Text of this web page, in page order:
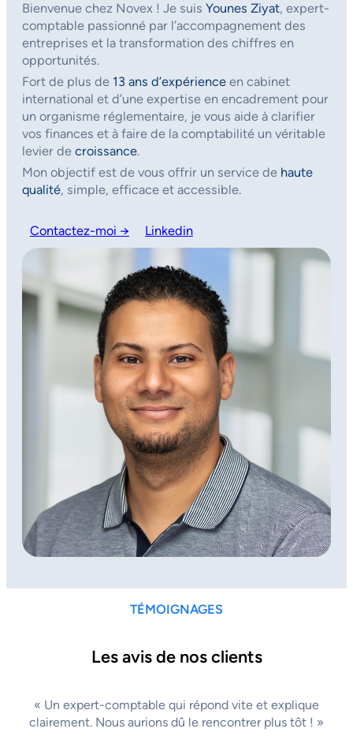
Bienvenue chez Novex ! Je suis Younes Ziyat, expert-
comptable passionné par l’accompagnement des
entreprises et la transformation des chiffres en
opportunités.
Fort de plus de 13 ans d’expérience en cabinet
international et d’une expertise en encadrement pour
un organisme réglementaire, je vous aide à clarifier
vos finances et à faire de la comptabilité un véritable
levier de croissance.
Mon objectif est de vous offrir un service de haute
qualité, simple, efficace et accessible.
Contactez-moi → Linkedin
TÉMOIGNAGES
Les avis de nos clients
« Un expert-comptable qui répond vite et explique
clairement. Nous aurions dû le rencontrer plus tôt ! »